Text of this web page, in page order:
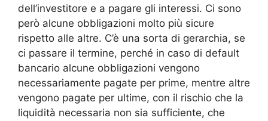
dell’investitore e a pagare gli interessi. Ci sono
però alcune obbligazioni molto più sicure
rispetto alle altre. C’è una sorta di gerarchia, se
ci passare il termine, perché in caso di default
bancario alcune obbligazioni vengono
necessariamente pagate per prime, mentre altre
vengono pagate per ultime, con il rischio che la
liquidità necessaria non sia sufficiente, che